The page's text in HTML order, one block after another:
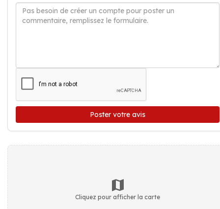
Poster votre avis
Cliquez pour afficher la carte